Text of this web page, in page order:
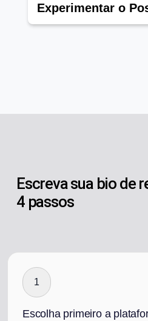
Experimentar o
Escreva sua bio de
4 passos
1
Escolha primeiro a